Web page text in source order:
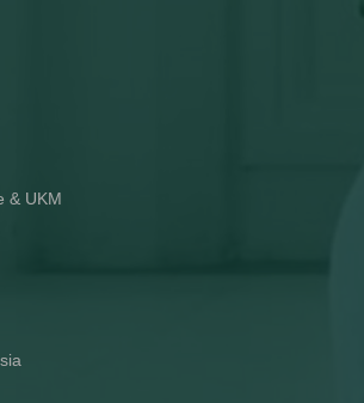
& UKM